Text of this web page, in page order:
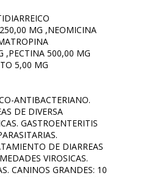
MG ,NEOMICINA
,PECTINA 500,00 MG
5,00 MG
ANTIBACTERIANO.
DE DIVERSA
GASTROENTERITIS
DE DIARREAS
VIROSICAS.
CANINOS GRANDES: 10